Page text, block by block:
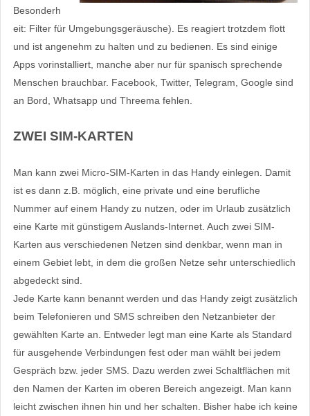
Besonderh
eit: Filter für Umgebungsgeräusche). Es reagiert trotzdem flott
und ist angenehm zu halten und zu bedienen. Es sind einige
Apps vorinstalliert, manche aber nur für spanisch sprechende
Menschen brauchbar. Facebook, Twitter, Telegram, Google sind
an Bord, Whatsapp und Threema fehlen.
ZWEI SIM-KARTEN
Man kann zwei Micro-SIM-Karten in das Handy einlegen. Damit
ist es dann z.B. möglich, eine private und eine berufliche
Nummer auf einem Handy zu nutzen, oder im Urlaub zusätzlich
eine Karte mit günstigem Auslands-Internet. Auch zwei SIM-
Karten aus verschiedenen Netzen sind denkbar, wenn man in
einem Gebiet lebt, in dem die großen Netze sehr unterschiedlich
abgedeckt sind.
Jede Karte kann benannt werden und das Handy zeigt zusätzlich
beim Telefonieren und SMS schreiben den Netzanbieter der
gewählten Karte an. Entweder legt man eine Karte als Standard
für ausgehende Verbindungen fest oder man wählt bei jedem
Gespräch bzw. jeder SMS. Dazu werden zwei Schaltflächen mit
den Namen der Karten im oberen Bereich angezeigt. Man kann
leicht zwischen ihnen hin und her schalten. Bisher habe ich keine